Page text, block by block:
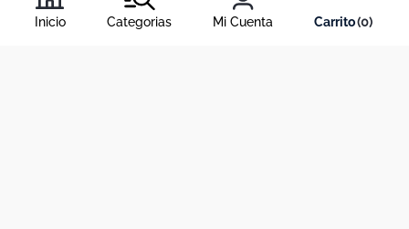
Inicio Categorias Mi Cuenta 0
condiciones
, y nuestrapolítica de tratamiento de información